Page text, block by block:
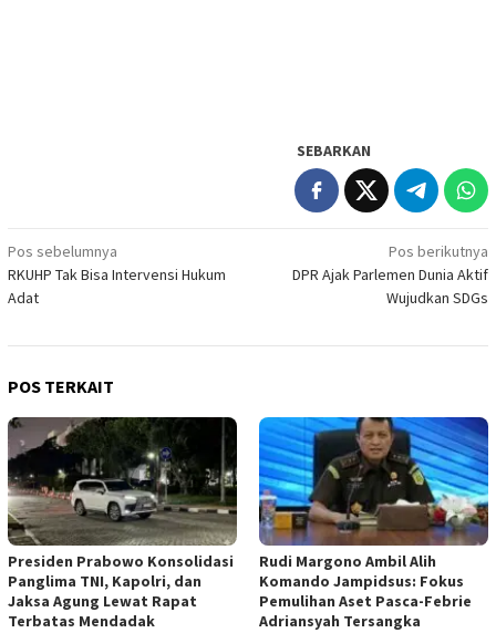
SEBARKAN
Navigasi
pos
Pos sebelumnya
RKUHP Tak Bisa Intervensi Hukum
Adat
Pos berikutnya
DPR Ajak Parlemen Dunia Aktif
Wujudkan SDGs
POS TERKAIT
Presiden Prabowo Konsolidasi
Panglima TNI, Kapolri, dan
Jaksa Agung Lewat Rapat
Terbatas Mendadak
Rudi Margono Ambil Alih
Komando Jampidsus: Fokus
Pemulihan Aset Pasca-Febrie
Adriansyah Tersangka